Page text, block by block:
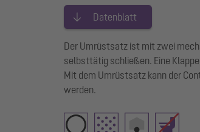
Datenblatt
Der Umrüstsatz ist mit zwei
selbsttätig schließen. Eine
Mit dem Umrüstsatz kann der
werden.